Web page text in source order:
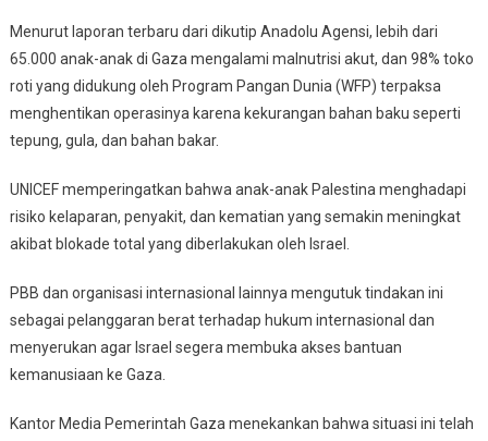
Tanpa
Henti
Menurut laporan terbaru dari dikutip Anadolu Agensi, lebih dari
65.000 anak-anak di Gaza mengalami malnutrisi akut, dan 98% toko
roti yang didukung oleh Program Pangan Dunia (WFP) terpaksa
menghentikan operasinya karena kekurangan bahan baku seperti
tepung, gula, dan bahan bakar.
UNICEF memperingatkan bahwa anak-anak Palestina menghadapi
risiko kelaparan, penyakit, dan kematian yang semakin meningkat
akibat blokade total yang diberlakukan oleh Israel.
PBB dan organisasi internasional lainnya mengutuk tindakan ini
sebagai pelanggaran berat terhadap hukum internasional dan
menyerukan agar Israel segera membuka akses bantuan
kemanusiaan ke Gaza.
Kantor Media Pemerintah Gaza menekankan bahwa situasi ini telah